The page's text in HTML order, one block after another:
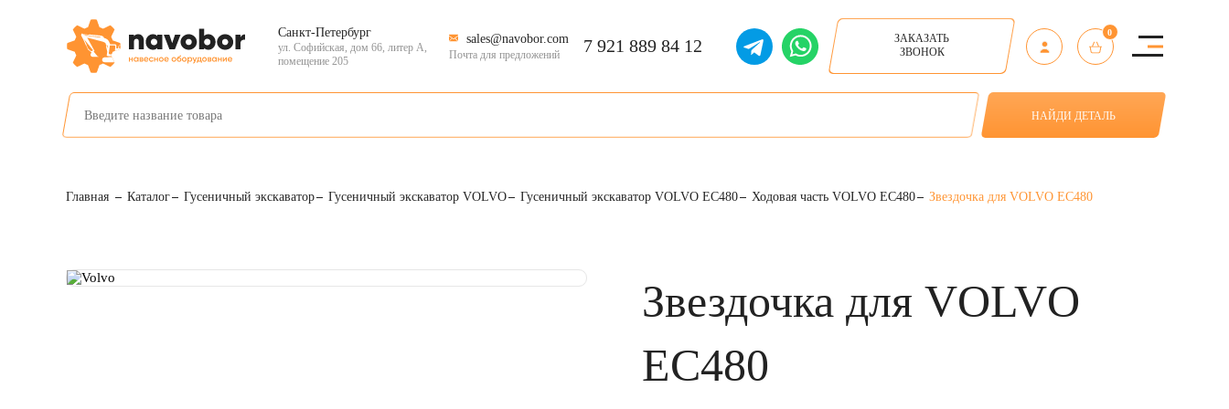
Санкт-Петербург
ул. Софийская, дом 66, литер А,
помещение 205
sales@navobor.com
Почта для предложений 7 921 889 84 12
ЗАКАЗАТЬ
ЗВОНОК
0
НАЙДИ ДЕТАЛЬ
Главная Каталог Гусеничный экскаватор Гусеничный экскаватор VOLVO Гусеничный экскаватор VOLVO EC480 Ходовая часть VOLVO EC480 Звездочка для VOLVO EC480
Звездочка для VOLVO
EC480